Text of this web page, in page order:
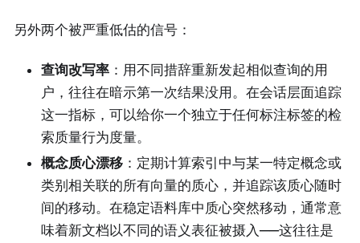
另外两个被严重低估的信号：
查询改写率 ：用不同措辞重新发起相似查询的用
户，往往在暗示第一次结果没用。在会话层面追踪
这一指标，可以给你一个独立于任何标注标签的检
索质量行为度量。
概念质心漂移 ：定期计算索引中与某一特定概念或
类别相关联的所有向量的质心，并追踪该质心随时
间的移动。在稳定语料库中质心突然移动，通常意
味着新文档以不同的语义表征被摄入——这往往是